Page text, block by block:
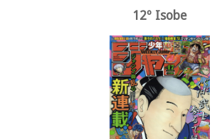
12º Isobe